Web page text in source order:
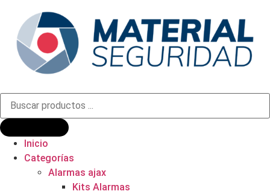
Búsqueda
productos
Inicio
Categorías
Alarmas ajax
Kits Alarmas